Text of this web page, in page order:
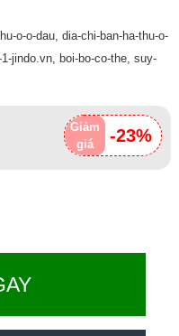
o-o-dau, dia-chi-ban-ha-thu-o-
jindo.vn, boi-bo-co-the, suy-
Giảm
giá
-23%